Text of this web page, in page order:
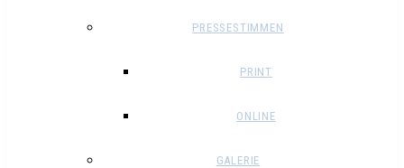
PRESSESTIMMEN
PRINT
ONLINE
GALERIE